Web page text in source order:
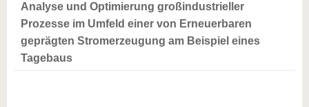
Analyse und Optimierung großindustrieller
Prozesse im Umfeld einer von Erneuerbaren
geprägten Stromerzeugung am Beispiel eines
Tagebaus